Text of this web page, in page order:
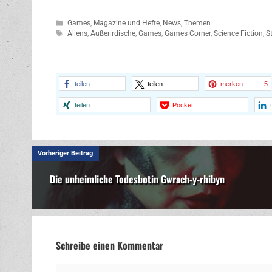
Kategorien
Games, Magazine und Hefte, News,Themen
Schlagwörter
Aliens,Außerirdische,Games,Games Corner,Science Fiction,
teilen teilen merken 5
teilen Pocket
Vorheriger Beitrag
Die unheimliche Todesbotin Gwrach-y-rhibyn
Schreibe einen Kommentar